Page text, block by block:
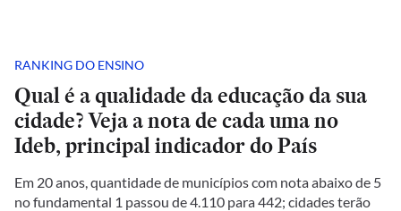
RANKING DO ENSINO
Qual é a qualidade da educação da sua
cidade? Veja a nota de cada uma no
Ideb, principal indicador do País
Em 20 anos, quantidade de municípios com nota abaixo de 5
no fundamental 1 passou de 4.110 para 442; cidades terão